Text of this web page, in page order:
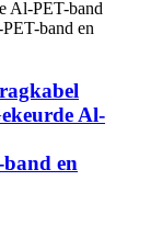
Al-
en